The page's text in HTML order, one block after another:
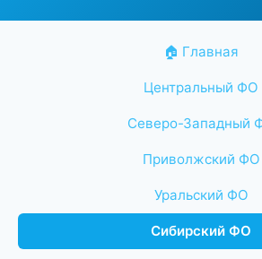
🏠 Главная
Центральный ФО
Северо-Западный
Приволжский ФО
Уральский ФО
Сибирский ФО